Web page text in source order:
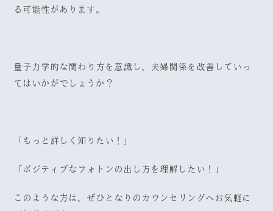
る可能性があります。
量子力学的な関わり方を意識し、夫婦関係を改善していっ
てはいかがでしょうか？
「もっと詳しく知りたい！」
「ポジティブなフォトンの出し方を理解したい！」
このような方は、ぜひとなりのカウンセリングへお気軽に